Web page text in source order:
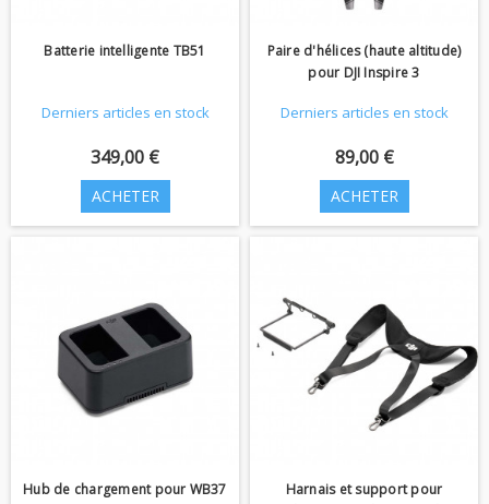
Batterie intelligente TB51
Derniers articles en stock
349,00 €
ACHETER
Paire d'hélices (haute altitude)
pour DJI Inspire 3
Derniers articles en stock
89,00 €
ACHETER
Hub de chargement pour WB37
Harnais et support pour